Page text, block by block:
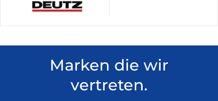
Marken die wir
vertreten.